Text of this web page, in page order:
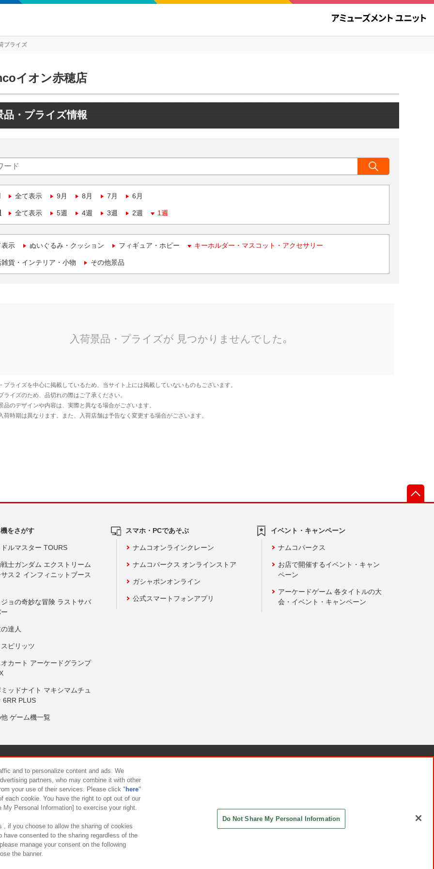
プライズ
イオン赤穂店
品・プライズ情報
全て表示 9月 8月 7月 6月
全て表示 5週 4週 3週 2週 1週
表示 ぬいぐるみ・クッション フィギュア・ホビー キーホルダー・マスコット・アクセサリー
貨・インテリア・小物 その他景品
をさがす
ルマスター TOURS
士ガンダム エクストリーム
ス２ インフィニットブース
ョの奇妙な冒険 ラストサバ
達人
ピリッツ
カート アーケードグランプ
ッドナイト マキシマムチュ
6RR PLUS
ゲーム機一覧
スマホ・PCであそぶ
ナムコオンラインクレーン
ナムコパークス オンラインストア
ガシャポンオンライン
公式スマートフォンアプリ
イベント・キャンペーン
ナムコパークス
お店で開催するイベント・キャン
ペーン
アーケードゲーム 各タイトルの大
会・イベント・キャンペーン
について カスタマーハラスメント対応方針
and to personalize content and ads. We
partners, who may combine it with other
your use of their services. Please click " here"
each cookie. You have the right to opt out of our
Personal Information] to exercise your right.
, if you choose to allow the sharing of cookies
have consented to the sharing regardless of the
manage your consent on the following
the banner.
Do Not Share My Personal Information